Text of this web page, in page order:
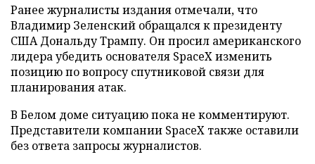
Ранее журналисты издания отмечали, что
Владимир Зеленский обращался к президенту
США Дональду Трампу. Он просил американского
лидера убедить основателя SpaceX изменить
позицию по вопросу спутниковой связи для
планирования атак.
В Белом доме ситуацию пока не комментируют.
Представители компании SpaceX также оставили
без ответа запросы журналистов.